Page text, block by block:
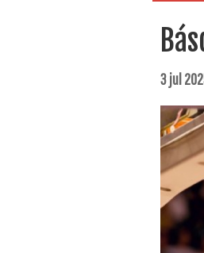
3 jul